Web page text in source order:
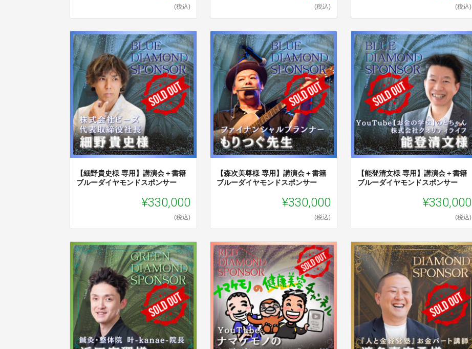
(税込) (税込) (税込)
【細野貴史様 専用】講演会＋書籍
ブルーダイヤモンドスポンサー
¥330,000
(税込)
【森次美尊様 専用】講演会＋書籍
ブルーダイヤモンドスポンサー
¥330,000
(税込)
【能登清文様 専用】講演会＋書籍
ブルーダイヤモンドスポンサー
¥330,000
(税込)